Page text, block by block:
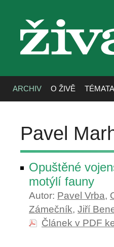
živa
ARCHIV O ŽIVĚ TÉMATA
Pavel
Opuštěné
motýlí fauny
Autor: Pavel Vrba,
Zámečník, Jiří
Článek v PDF